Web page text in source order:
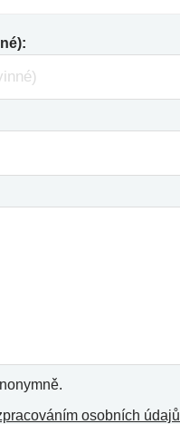
osobních údajů